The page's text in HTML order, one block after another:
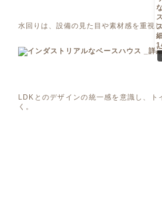
水回りは、設備の見た目や素材感を重視し
LDKとのデザインの統一感を意識し、ト
く。